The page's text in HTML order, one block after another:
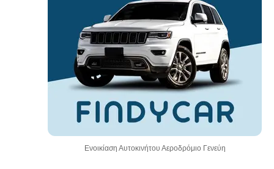
Ενοικίαση Αυτοκινήτου Αεροδρόμιο Γενεύη